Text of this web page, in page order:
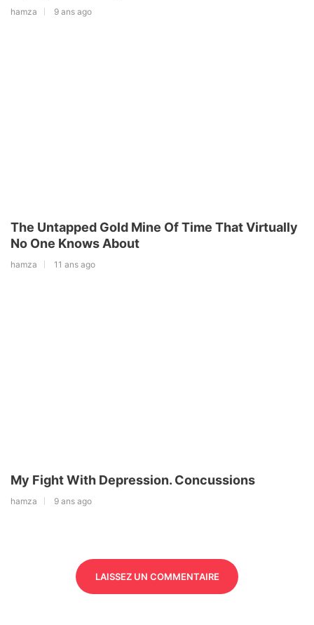
hamza 9 ans ago
The Untapped Gold Mine Of Time That Virtually
No One Knows About
hamza 11 ans ago
My Fight With Depression. Concussions
hamza 9 ans ago
LAISSEZ UN COMMENTAIRE